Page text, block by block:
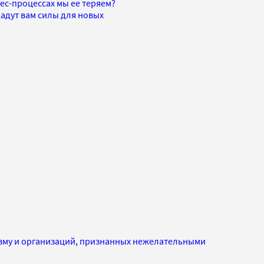
процессах мы ее теряем?
вам силы для новых
и организаций, признанных нежелательными